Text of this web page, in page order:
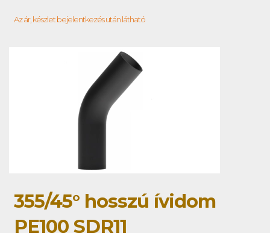
Az ár, készlet bejelentkezés után látható
355/45° hosszú ívidom
PE100 SDR11